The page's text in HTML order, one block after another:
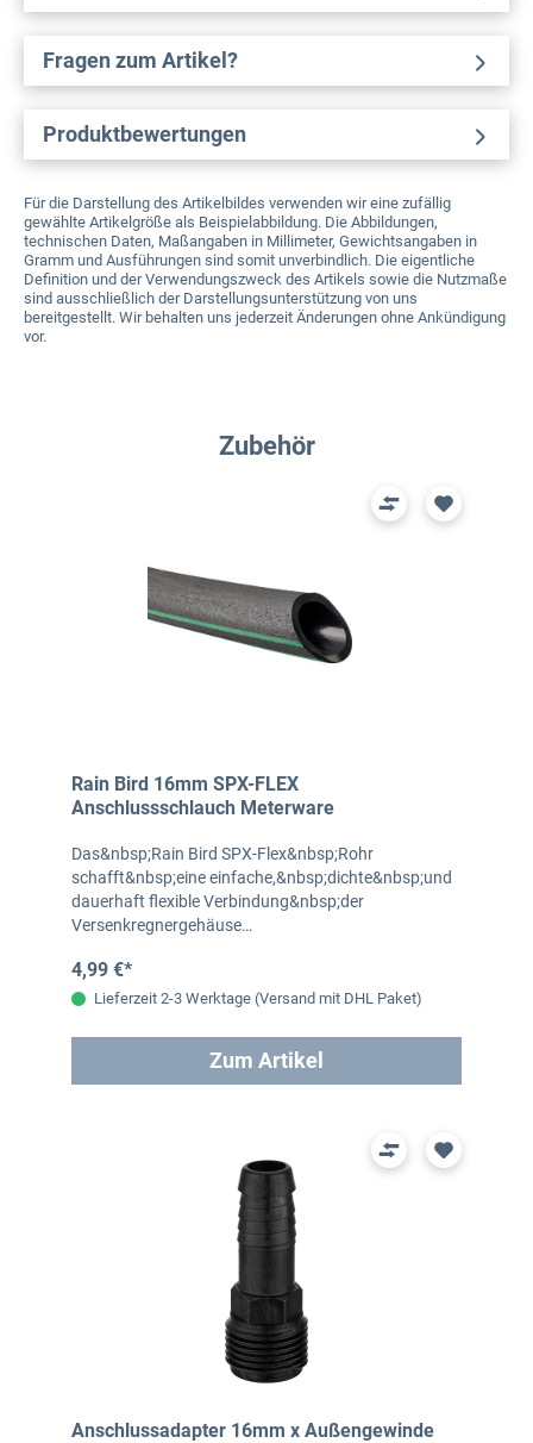
Fragen zum Artikel?
Produktbewertungen
Für die Darstellung des Artikelbildes verwenden wir eine zufällig
gewählte Artikelgröße als Beispielabbildung. Die Abbildungen,
technischen Daten, Maßangaben in Millimeter, Gewichtsangaben in
Gramm und Ausführungen sind somit unverbindlich. Die eigentliche
Definition und der Verwendungszweck des Artikels sowie die Nutzmaße
sind ausschließlich der Darstellungsunterstützung von uns
bereitgestellt. Wir behalten uns jederzeit Änderungen ohne Ankündigung
vor.
Produktgalerie überspringen
Zubehör
Rain Bird 16mm SPX-FLEX
Anschlussschlauch Meterware
Das&nbsp;Rain Bird SPX-Flex&nbsp;Rohr
schafft&nbsp;eine einfache,&nbsp;dichte&nbsp;und
dauerhaft flexible Verbindung&nbsp;der
Versenkregnergehäuse
4,99 €*
Lieferzeit 2-3 Werktage (Versand mit DHL Paket)
Zum Artikel
Anschlussadapter 16mm x Außengewinde